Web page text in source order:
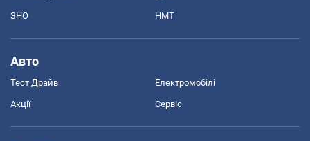
ЗНО НМТ
Авто
Тест Драйв Електромобілі
Акції Сервіс